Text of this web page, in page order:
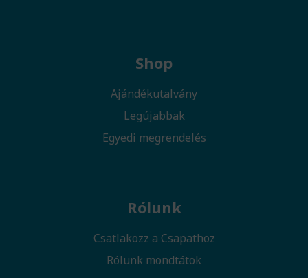
Shop
Ajándékutalvány
Legújabbak
Egyedi megrendelés
Rólunk
Csatlakozz a Csapathoz
Rólunk mondtátok